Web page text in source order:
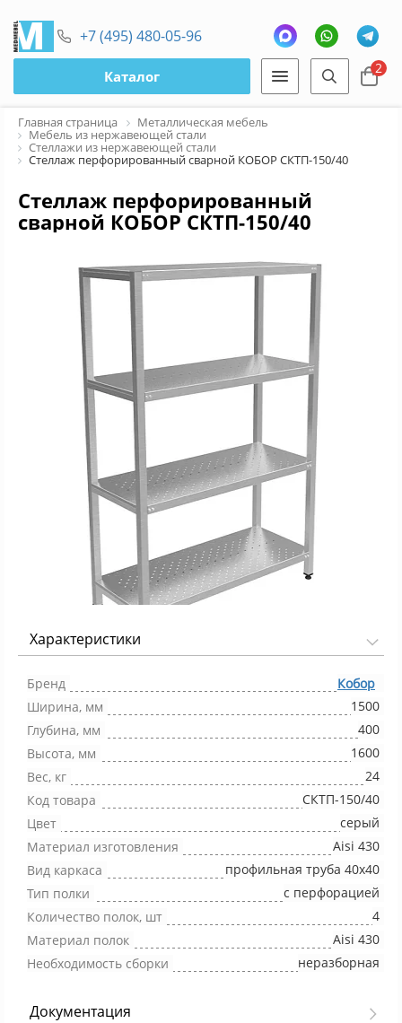
+7 (495) 480-05-96
Каталог 2
Главная страница Металлическая мебель
Мебель из нержавеющей стали
Стеллажи из нержавеющей стали
Стеллаж перфорированный сварной КОБОР СКТП-150/40
Стеллаж перфорированный
сварной КОБОР СКТП-150/40
Характеристики
Бренд
Кобор
Ширина, мм
1500
Глубина, мм
400
Высота, мм
1600
Вес, кг
24
Код товара
СКТП-150/40
Цвет
серый
Материал изготовления
Aisi 430
Вид каркаса
профильная труба 40х40
Тип полки
с перфорацией
Количество полок, шт
4
Материал полок
Aisi 430
Необходимость сборки
неразборная
Документация